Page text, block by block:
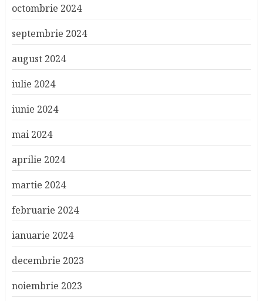
octombrie 2024
septembrie 2024
august 2024
iulie 2024
iunie 2024
mai 2024
aprilie 2024
martie 2024
februarie 2024
ianuarie 2024
decembrie 2023
noiembrie 2023